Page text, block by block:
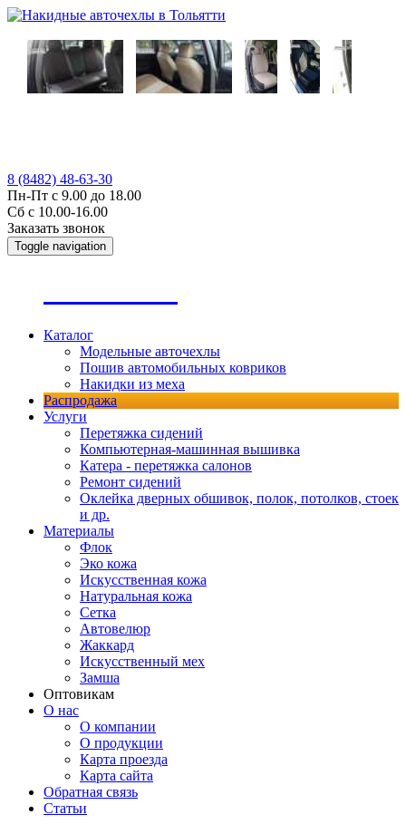
8 (8482) 48-63-30
Пн-Пт с 9.00 до 18.00
Сб с 10.00-16.00
Заказать звонок
Toggle navigation
Каталог
Модельные авточехлы
Пошив автомобильных ковриков
Накидки из меха
Распродажа
Услуги
Перетяжка сидений
Компьютерная-машинная вышивка
Катера - перетяжка салонов
Ремонт сидений
Оклейка дверных обшивок, полок, потолков, стоек
и др.
Материалы
Флок
Эко кожа
Искусственная кожа
Натуральная кожа
Сетка
Автовелюр
Жаккард
Искусственный мех
Замша
Оптовикам
О нас
О компании
О продукции
Карта проезда
Карта сайта
Обратная связь
Статьи